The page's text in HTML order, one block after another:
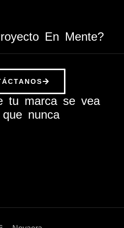
En Mente?
tu marca se vea
nunca